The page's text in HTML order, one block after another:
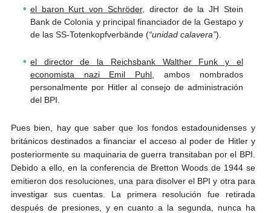
el baron Kurt von Schröder, director de la JH Stein
Bank de Colonia y principal financiador de la Gestapo y
de las SS-Totenkopfverbände (“unidad calavera”).
el director de la Reichsbank Walther Funk y el
economista nazi Emil Puhl , ambos nombrados
personalmente por Hitler al consejo de administración
del BPI.
Pues bien, hay que saber que los fondos estadounidenses y
británicos destinados a financiar el acceso al poder de Hitler y
posteriormente su maquinaria de guerra transitaban por el BPI.
Debido a ello, en la conferencia de Bretton Woods de 1944 se
emitieron dos resoluciones, una para disolver el BPI y otra para
investigar sus cuentas. La primera resolución fue retirada
después de presiones, y en cuanto a la segunda, nunca ha